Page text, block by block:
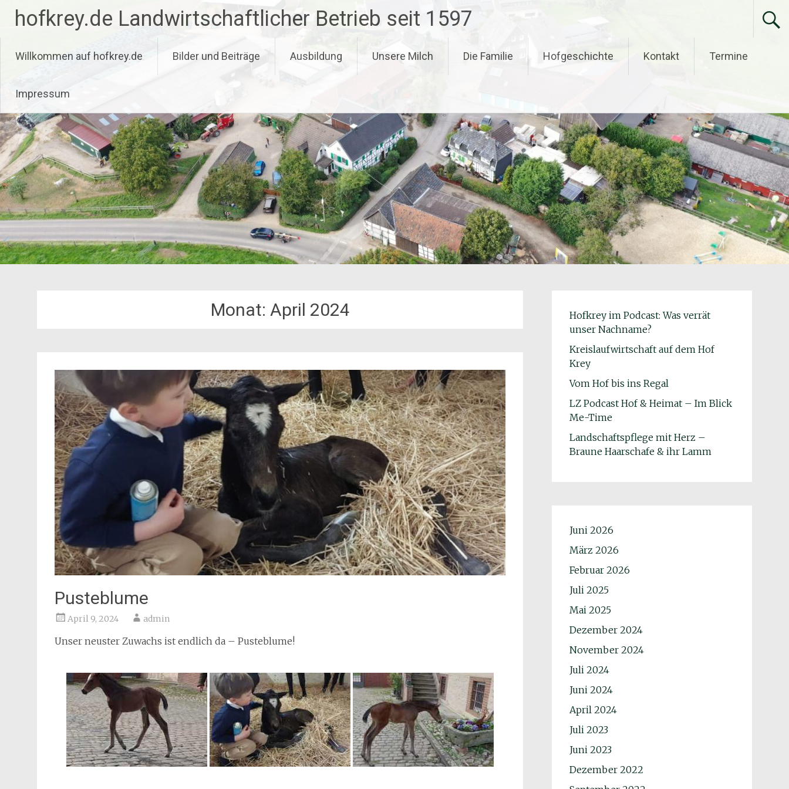
Zum
Inhalt
springen
hofkrey.de Landwirtschaftlicher Betrieb seit 1597
Willkommen auf hofkrey.de Bilder und Beiträge Ausbildung Unsere Milch Die Familie Hofgeschichte Kontakt Termine
Impressum
Monat: April 2024
Pusteblume
April 9, 2024 admin
Unser neuster Zuwachs ist endlich da – Pusteblume!
Hofkrey im Podcast: Was verrät
unser Nachname?
Kreislaufwirtschaft auf dem Hof
Krey
Vom Hof bis ins Regal
LZ Podcast Hof & Heimat – Im Blick
Me-Time
Landschaftspflege mit Herz –
Braune Haarschafe & ihr Lamm
Juni 2026
März 2026
Februar 2026
Juli 2025
Mai 2025
Dezember 2024
November 2024
Juli 2024
Juni 2024
April 2024
Juli 2023
Juni 2023
Dezember 2022